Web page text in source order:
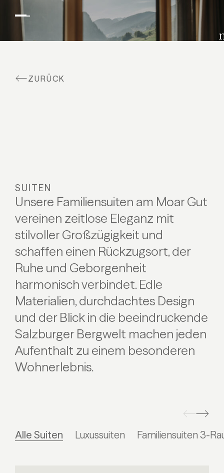
Suiten & Angebote
ZURÜCK
SUITEN
Unsere Familiensuiten am Moar Gut
vereinen zeitlose Eleganz mit
stilvoller Großzügigkeit und
schaffen einen Rückzugsort, der
Ruhe und Geborgenheit
harmonisch verbindet. Edle
Materialien, durchdachtes Design
und der Blick in die beeindruckende
Salzburger Bergwelt machen jeden
Aufenthalt zu einem besonderen
Wohnerlebnis.
Alle Suiten Luxussuiten Familiensuiten 3-